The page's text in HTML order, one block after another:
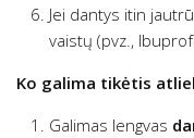
Jei dantys itin
vaistų (pvz.,
Ko galima tikėtis
Galimas lengvas